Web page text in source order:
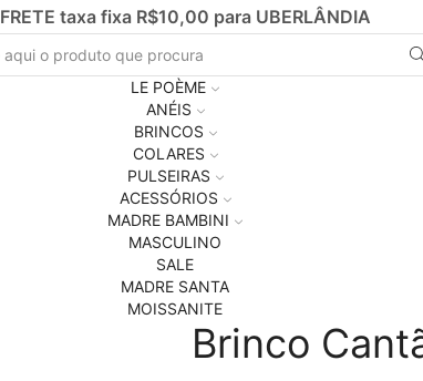
FRETE taxa fixa R$10,00 para UBERLÂNDIA
LE POÈME
ANÉIS
BRINCOS
COLARES
PULSEIRAS
ACESSÓRIOS
MADRE BAMBINI
MASCULINO
SALE
MADRE SANTA
MOISSANITE
Brinco